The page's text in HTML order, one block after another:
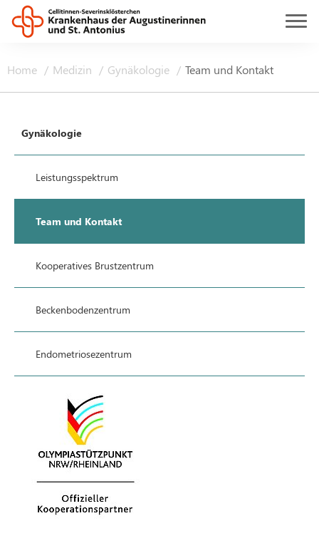
Home Medizin Gynäkologie Team und Kontakt
Gynäkologie
Leistungsspektrum
Team und Kontakt
Kooperatives Brustzentrum
Beckenbodenzentrum
Endometriosezentrum